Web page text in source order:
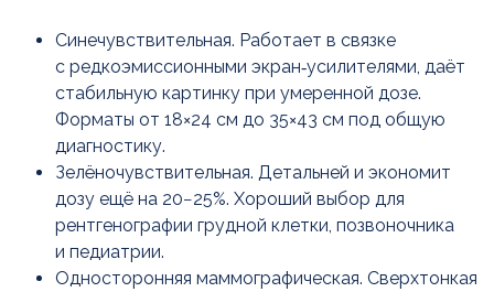
Синечувствительная. Работает в связке
с редкоэмиссионными экран‑усилителями, даёт
стабильную картинку при умеренной дозе.
Форматы от 18×24 см до 35×43 см под общую
диагностику.
Зелёночувствительная. Детальней и экономит
дозу ещё на 20−25%. Хороший выбор для
рентгенографии грудной клетки, позвоночника
и педиатрии.
Односторонняя маммографическая. Сверхтонкая
Доставка рентгенплёнки
по России